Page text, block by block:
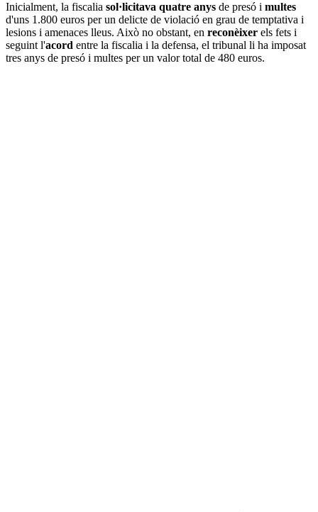
Inicialment, la fiscalia sol·licitava quatre anys de presó i multes
d'uns 1.800 euros per un delicte de violació en grau de temptativa i
lesions i amenaces lleus. Això no obstant, en reconèixer els fets i
seguint l'acord entre la fiscalia i la defensa, el tribunal li ha imposat
tres anys de presó i multes per un valor total de 480 euros.